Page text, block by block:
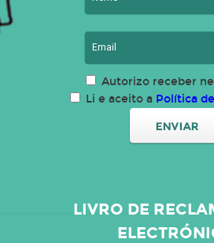
Autorizo receber
Li e aceito a Política
LIVRO DE